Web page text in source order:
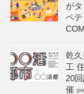
が
ペ
乾
工
20
催